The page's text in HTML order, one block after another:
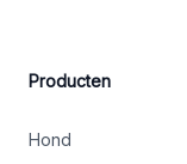
Producten
Hond